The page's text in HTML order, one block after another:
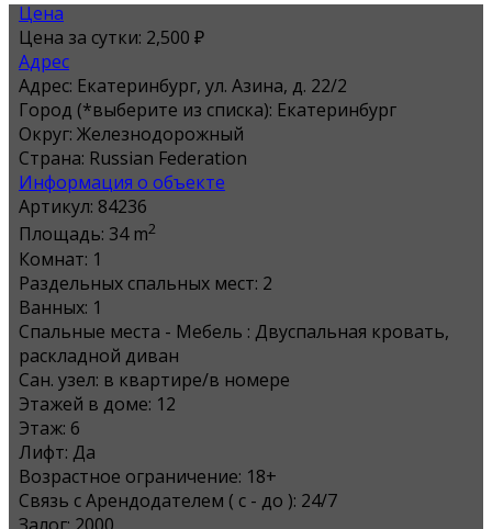
Цена
Цена за сутки: 2,500 ₽
Адрес
Адрес: Екатеринбург, ул. Азина, д. 22/2
Город (*выберите из списка): Екатеринбург
Округ: Железнодорожный
Страна: Russian Federation
Информация о объекте
Артикул: 84236
Площадь: 34 m2
Комнат: 1
Раздельных спальных мест: 2
Ванных: 1
Спальные места - Мебель : Двуспальная кровать,
раскладной диван
Сан. узел: в квартире/в номере
Этажей в доме: 12
Этаж: 6
Лифт: Да
Возрастное ограничение: 18+
Связь с Арендодателем ( с - до ): 24/7